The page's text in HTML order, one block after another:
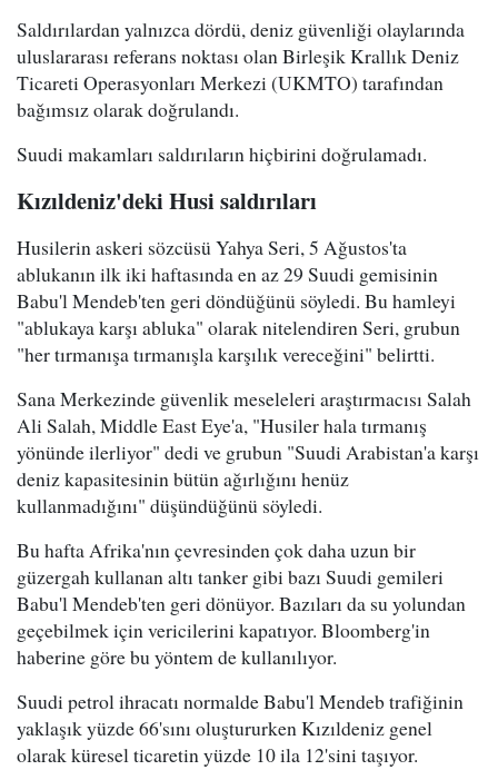
Saldırılardan yalnızca dördü, deniz güvenliği olaylarında
uluslararası referans noktası olan Birleşik Krallık Deniz
Ticareti Operasyonları Merkezi (UKMTO) tarafından
bağımsız olarak doğrulandı.
Suudi makamları saldırıların hiçbirini doğrulamadı.
Kızıldeniz'deki Husi saldırıları
Husilerin askeri sözcüsü Yahya Seri, 5 Ağustos'ta
ablukanın ilk iki haftasında en az 29 Suudi gemisinin
Babu'l Mendeb'ten geri döndüğünü söyledi. Bu hamleyi
"ablukaya karşı abluka" olarak nitelendiren Seri, grubun
"her tırmanışa tırmanışla karşılık vereceğini" belirtti.
Sana Merkezinde güvenlik meseleleri araştırmacısı Salah
Ali Salah, Middle East Eye'a, "Husiler hala tırmanış
yönünde ilerliyor" dedi ve grubun "Suudi Arabistan'a karşı
deniz kapasitesinin bütün ağırlığını henüz
kullanmadığını" düşündüğünü söyledi.
Bu hafta Afrika'nın çevresinden çok daha uzun bir
güzergah kullanan altı tanker gibi bazı Suudi gemileri
Babu'l Mendeb'ten geri dönüyor. Bazıları da su yolundan
geçebilmek için vericilerini kapatıyor. Bloomberg'in
haberine göre bu yöntem de kullanılıyor.
Suudi petrol ihracatı normalde Babu'l Mendeb trafiğinin
yaklaşık yüzde 66'sını oluştururken Kızıldeniz genel
olarak küresel ticaretin yüzde 10 ila 12'sini taşıyor.